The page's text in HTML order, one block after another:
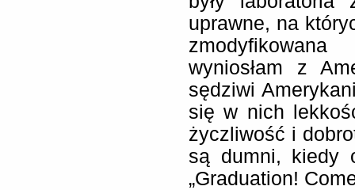
uprawne, na
wyniosłam z
sędziwi
się w nich
życzliwość i
są dumni, kiedy
„Graduation!